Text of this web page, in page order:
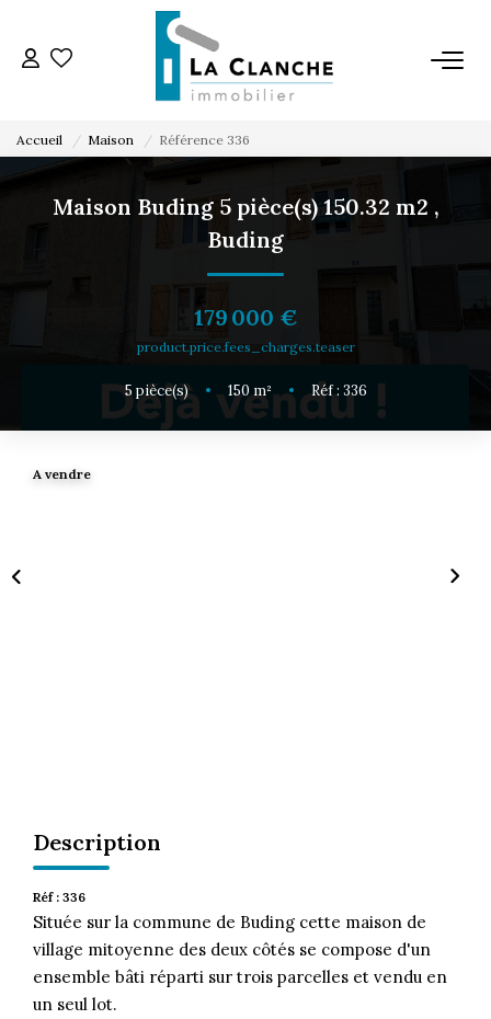
L'AGENCE
VENTE
LOCATION
SERVICE LOCATION
Accueil Maison Référence 336
Maison Buding 5 pièce(s) 150.32 m2 ,
Buding
179 000 €
product.price.fees_charges.teaser
5pièce(s) • 150 m² • Réf : 336
A vendre
Description
Réf : 336
Située sur la commune de Buding cette maison de
village mitoyenne des deux côtés se compose d'un
ensemble bâti réparti sur trois parcelles et vendu en
un seul lot.